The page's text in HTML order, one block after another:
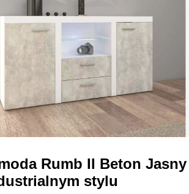
Rumb II Beton Jasny
stylu